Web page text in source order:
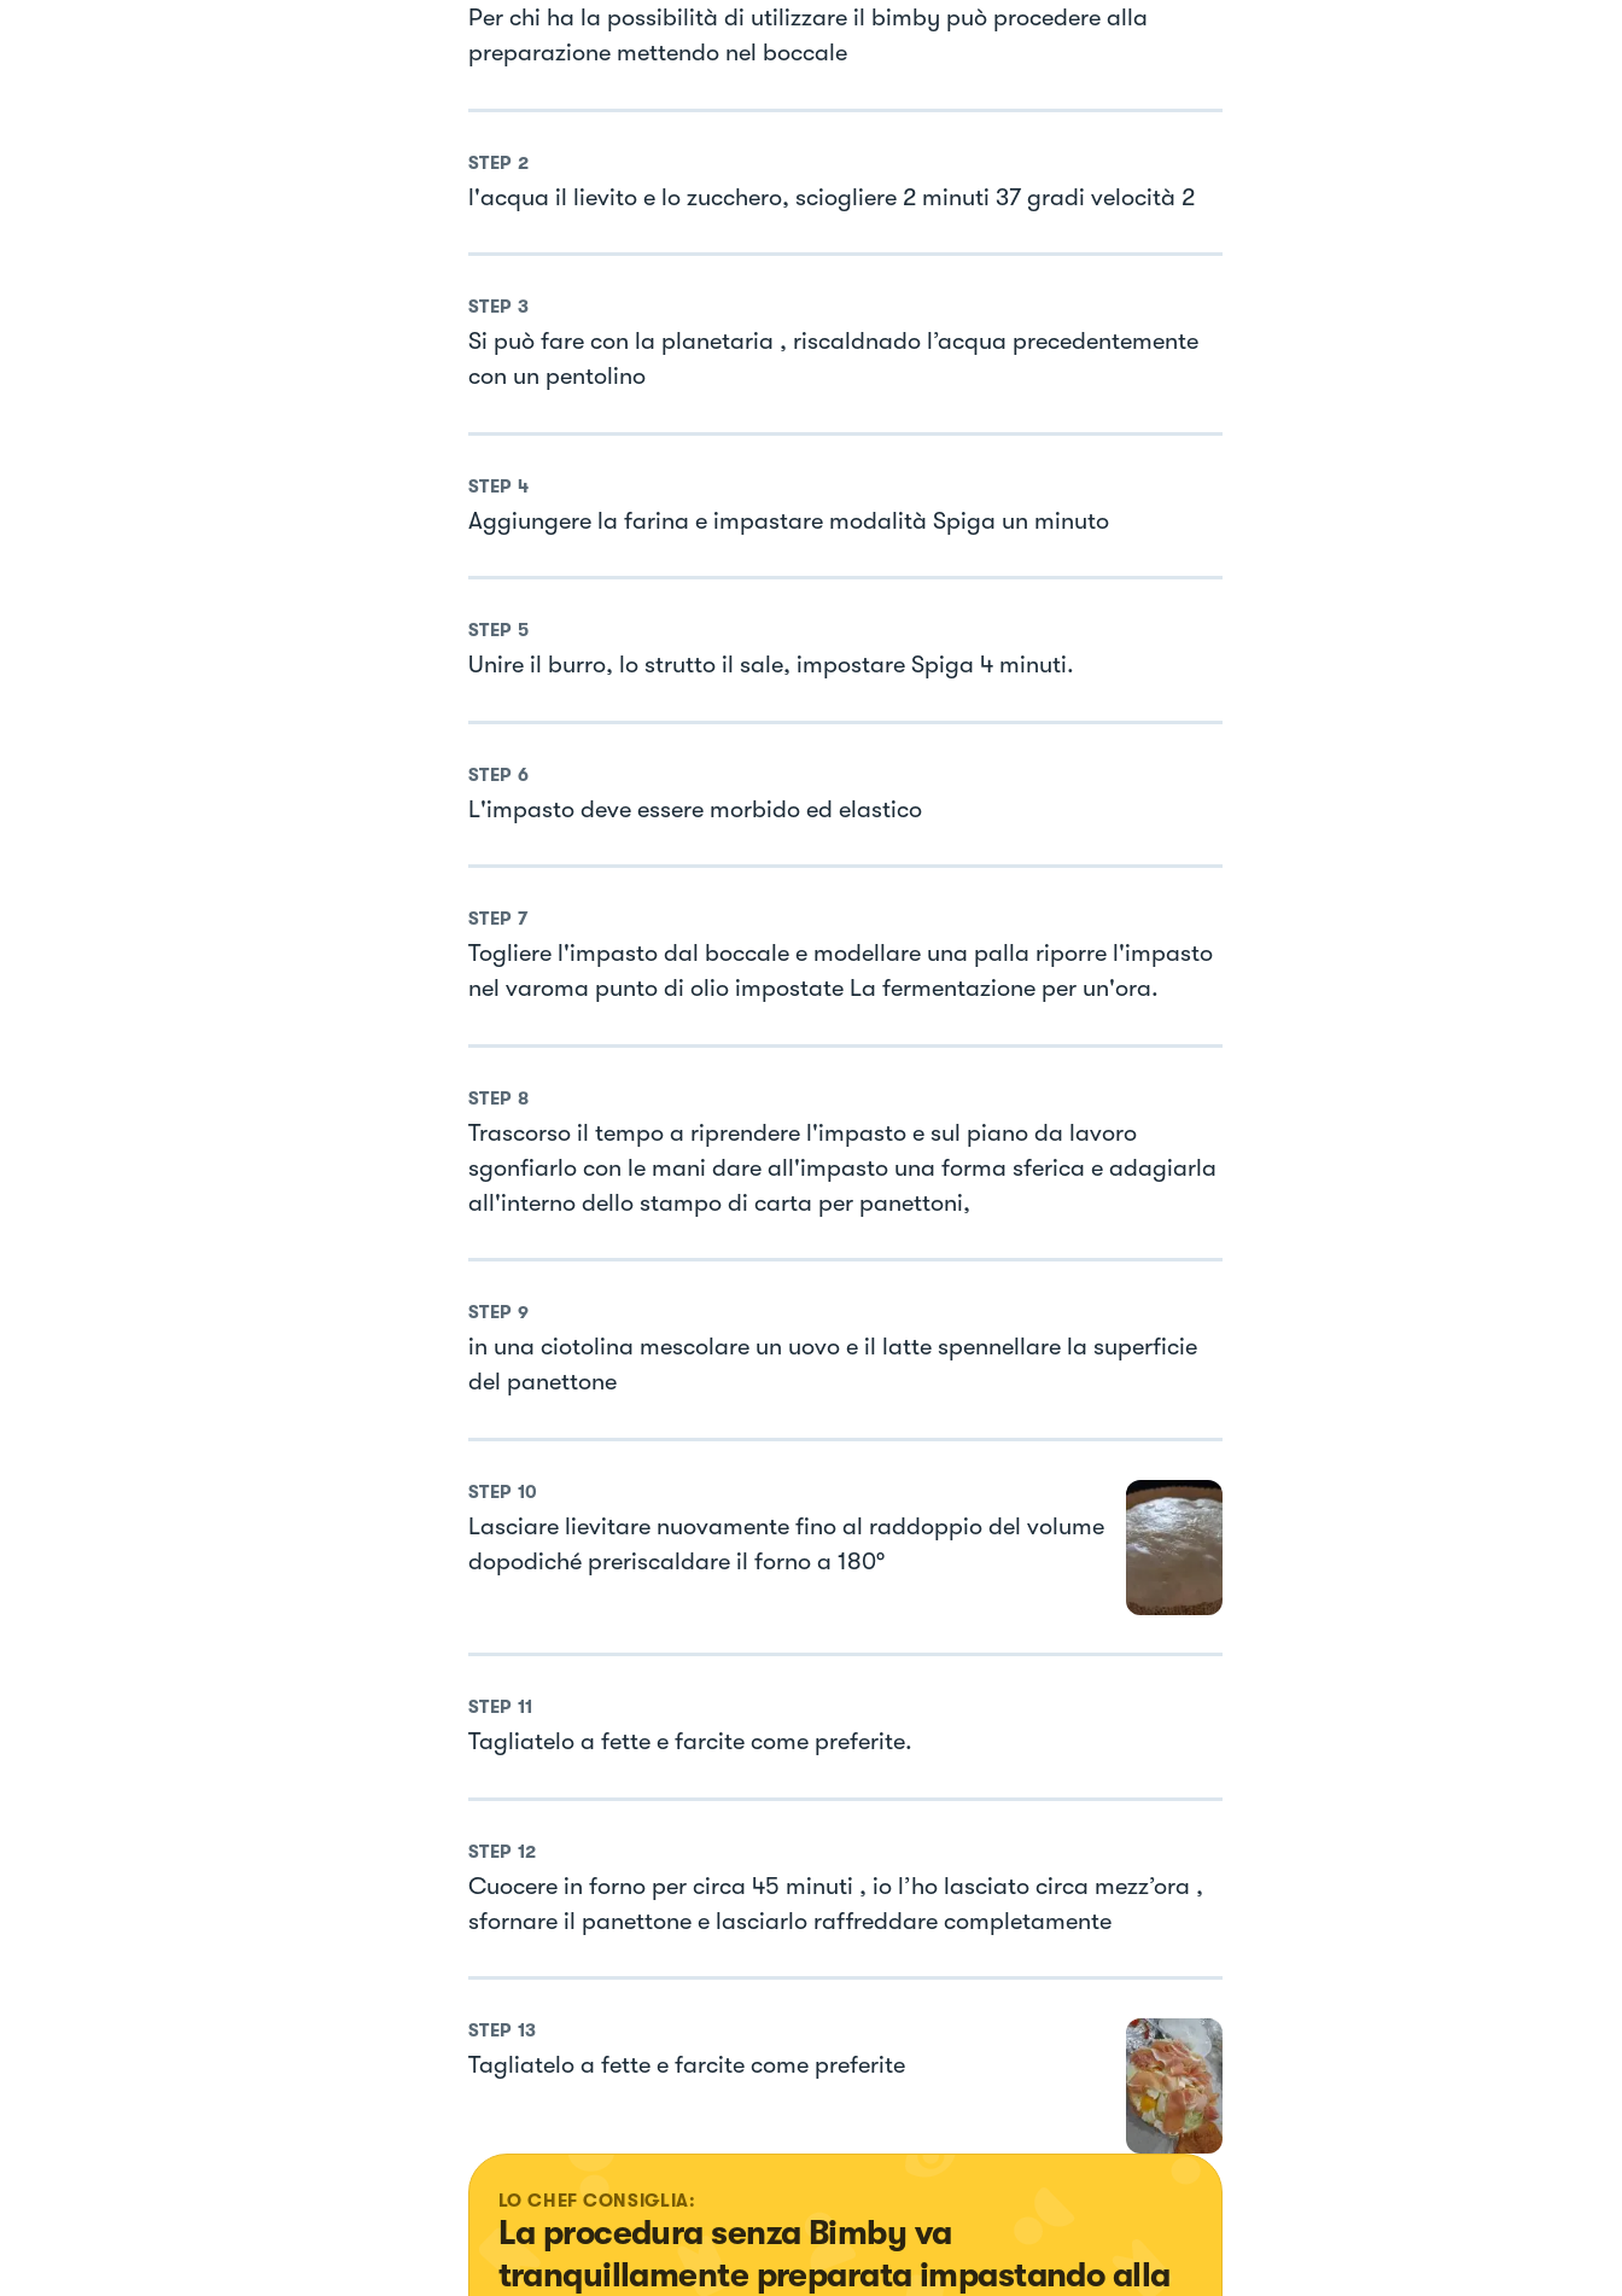
Per chi ha la possibilità di utilizzare il bimby può procedere alla
preparazione mettendo nel boccale
STEP 2
l'acqua il lievito e lo zucchero, sciogliere 2 minuti 37 gradi velocità 2
STEP 3
Si può fare con la planetaria , riscaldnado l’acqua precedentemente
con un pentolino
STEP 4
Aggiungere la farina e impastare modalità Spiga un minuto
STEP 5
Unire il burro, lo strutto il sale, impostare Spiga 4 minuti.
STEP 6
L'impasto deve essere morbido ed elastico
STEP 7
Togliere l'impasto dal boccale e modellare una palla riporre l'impasto
nel varoma punto di olio impostate La fermentazione per un'ora.
STEP 8
Trascorso il tempo a riprendere l'impasto e sul piano da lavoro
sgonfiarlo con le mani dare all'impasto una forma sferica e adagiarla
all'interno dello stampo di carta per panettoni,
STEP 9
in una ciotolina mescolare un uovo e il latte spennellare la superficie
del panettone
STEP 10
Lasciare lievitare nuovamente fino al raddoppio del volume
dopodiché preriscaldare il forno a 180°
STEP 11
Tagliatelo a fette e farcite come preferite.
STEP 12
Cuocere in forno per circa 45 minuti , io l’ho lasciato circa mezz’ora ,
sfornare il panettone e lasciarlo raffreddare completamente
STEP 13
Tagliatelo a fette e farcite come preferite
LO CHEF CONSIGLIA:
La procedura senza Bimby va
tranquillamente preparata impastando alla